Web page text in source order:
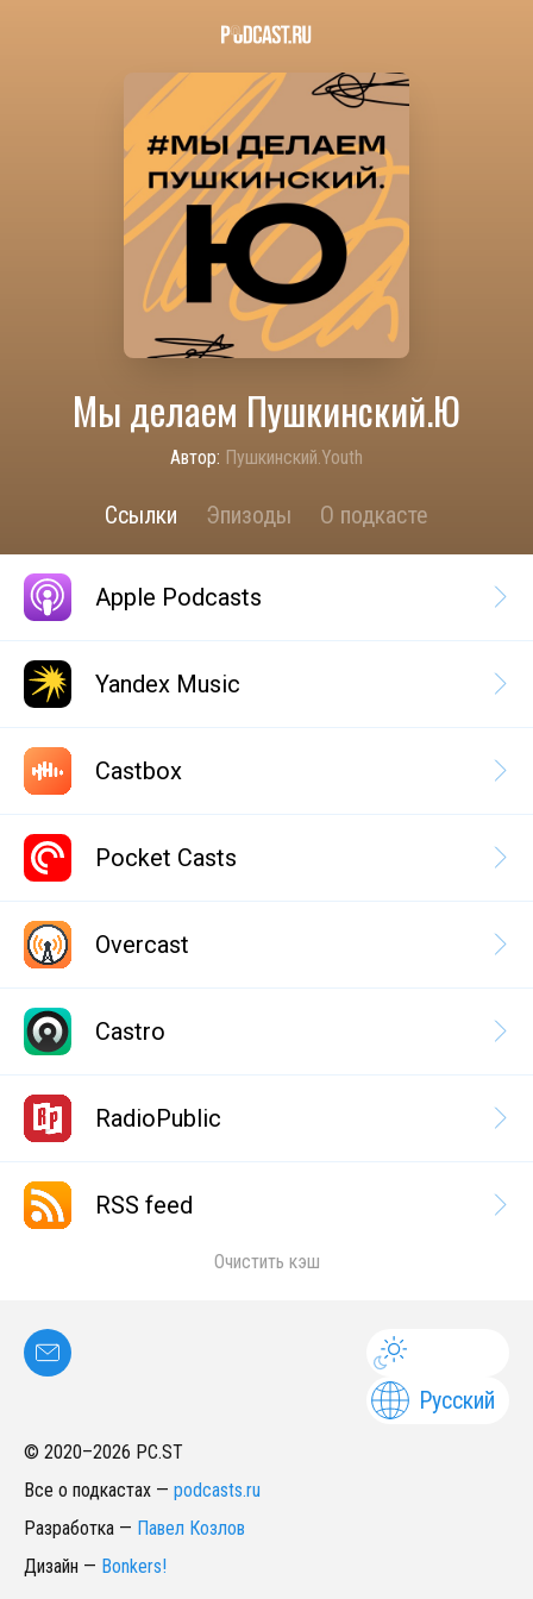
Мы делаем Пушкинский.Ю
Автор: Пушкинский.Youth
Ссылки Эпизоды О подкасте
Apple Podcasts
Yandex Music
Castbox
Pocket Casts
Overcast
Castro
RadioPublic
RSS feed
Очистить кэш
Русский
© 2020–2026 PC.ST
Все о подкастах — podcasts.ru
Разработка — Павел Козлов
Дизайн — Bonkers!